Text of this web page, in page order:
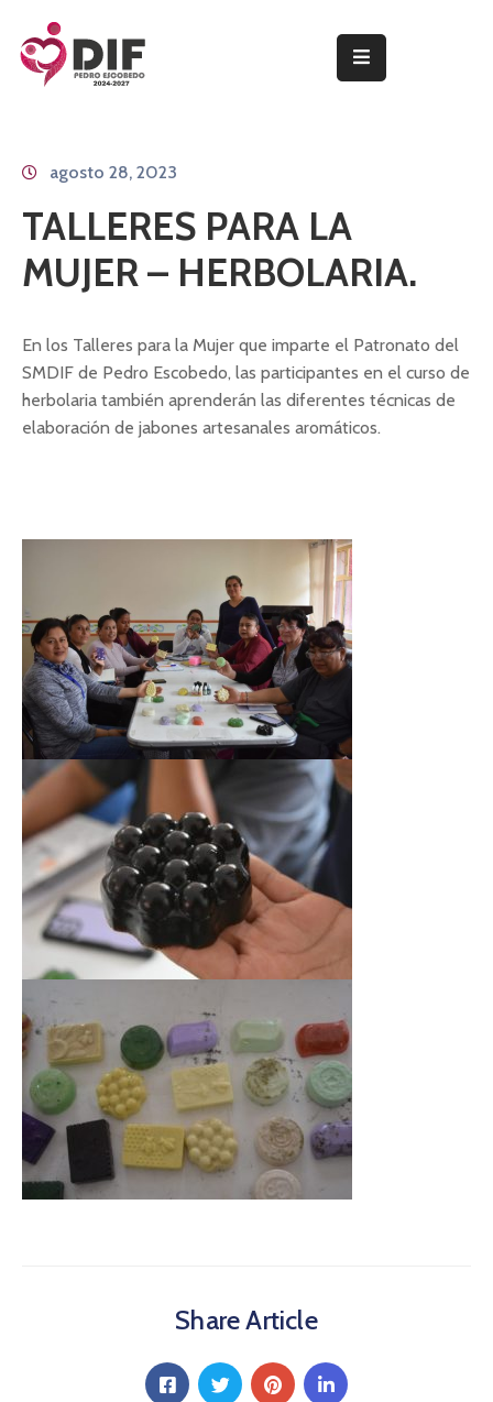
Y
DEL
NOTICIAS
TRANSPARENCIA
agosto 28, 2023
TALLERES PARA LA
MUJER – HERBOLARIA.
En los Talleres para la Mujer que imparte el Patronato del
SMDIF de Pedro Escobedo, las participantes en el curso de
herbolaria también aprenderán las diferentes técnicas de
elaboración de jabones artesanales aromáticos.
Share Article